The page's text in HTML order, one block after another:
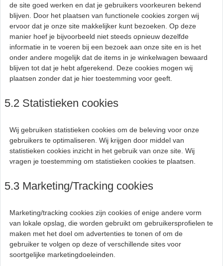
de site goed werken en dat je gebruikers voorkeuren bekend
blijven. Door het plaatsen van functionele cookies zorgen wij
ervoor dat je onze site makkelijker kunt bezoeken. Op deze
manier hoef je bijvoorbeeld niet steeds opnieuw dezelfde
informatie in te voeren bij een bezoek aan onze site en is het
onder andere mogelijk dat de items in je winkelwagen bewaard
blijven tot dat je hebt afgerekend. Deze cookies mogen wij
plaatsen zonder dat je hier toestemming voor geeft.
5.2 Statistieken cookies
Wij gebruiken statistieken cookies om de beleving voor onze
gebruikers te optimaliseren. Wij krijgen door middel van
statistieken cookies inzicht in het gebruik van onze site. Wij
vragen je toestemming om statistieken cookies te plaatsen.
5.3 Marketing/Tracking cookies
Marketing/tracking cookies zijn cookies of enige andere vorm
van lokale opslag, die worden gebruikt om gebruikersprofielen te
maken met het doel om advertenties te tonen of om de
gebruiker te volgen op deze of verschillende sites voor
soortgelijke marketingdoeleinden.